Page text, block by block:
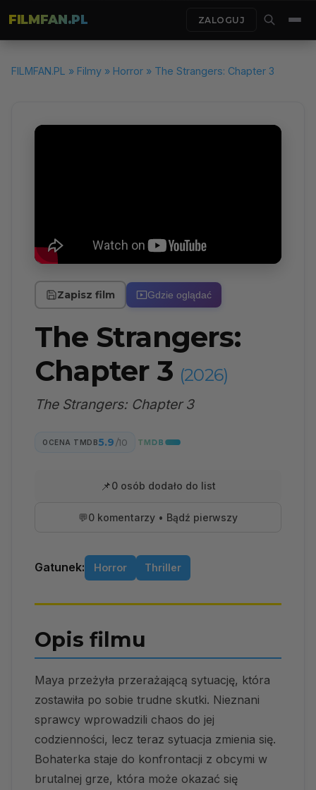
FILMFAN.PL ZALOGUJ
FILMFAN.PL » Filmy » Horror » The Strangers: Chapter 3
Zapisz film Gdzie oglądać
The Strangers:
Chapter 3 (2026)
The Strangers: Chapter 3
OCENA TMDB5.9 /10
📌0 osób dodało do list
💬0 komentarzy • Bądź pierwszy
Gatunek: Horror Thriller
Opis filmu
Maya przeżyła przerażającą sytuację, która
zostawiła po sobie trudne skutki. Nieznani
sprawcy wprowadzili chaos do jej
codzienności, lecz teraz sytuacja zmienia się.
Bohaterka staje do konfrontacji z obcymi w
brutalnej grze, która może okazać się